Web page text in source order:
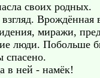
своих родных.
Врождённая
миражи,
люди. Побольше
спасено.
в ней - намёк!